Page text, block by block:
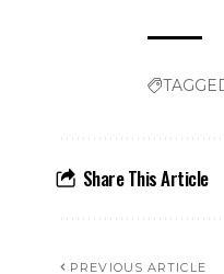
Share This Article
PREVIOUS ARTICLE